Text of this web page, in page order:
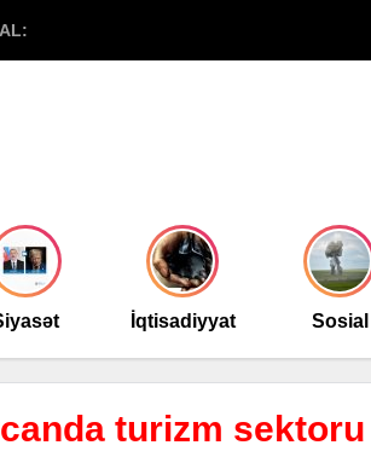
İqtisadiyyat Sosial
turizm